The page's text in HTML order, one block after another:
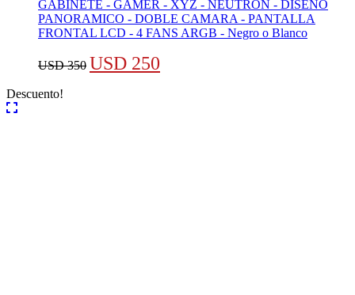
GABINETE - GAMER - XYZ - NEUTRON - DISEÑO
PANORAMICO - DOBLE CAMARA - PANTALLA
FRONTAL LCD - 4 FANS ARGB - Negro o Blanco
USD350 El
USD 250
Descuento!